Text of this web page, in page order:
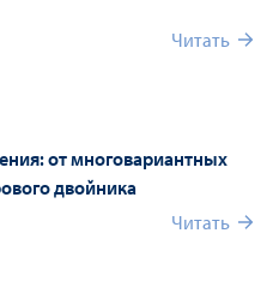
Читать
от многовариантных
двойника
Читать